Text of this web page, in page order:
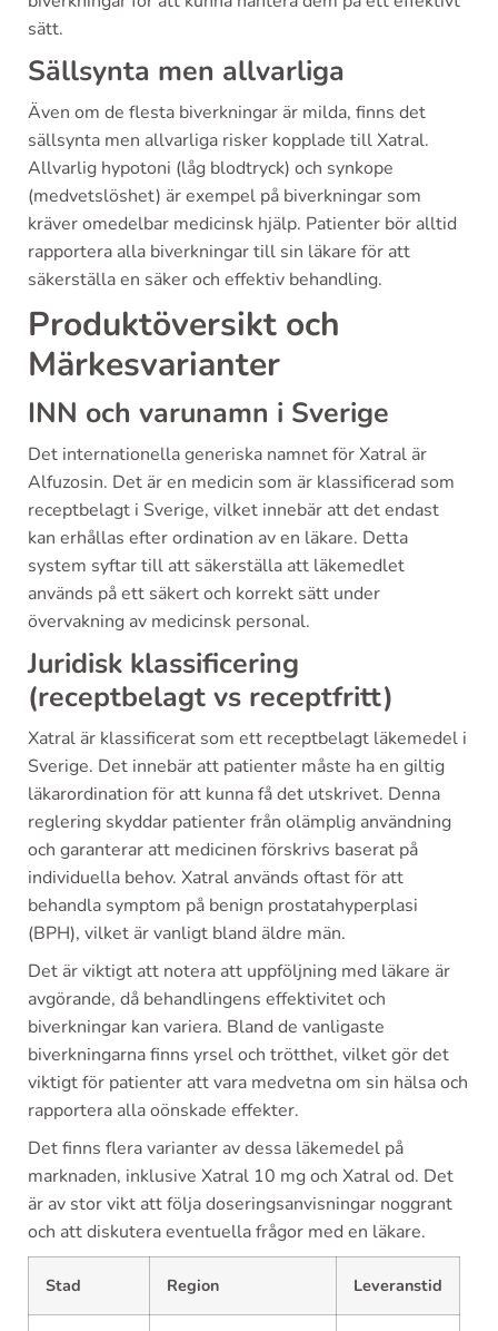
sätt.
Sällsynta men allvarliga
Även om de flesta biverkningar är milda, finns det
sällsynta men allvarliga risker kopplade till Xatral.
Allvarlig hypotoni (låg blodtryck) och synkope
(medvetslöshet) är exempel på biverkningar som
kräver omedelbar medicinsk hjälp. Patienter bör alltid
rapportera alla biverkningar till sin läkare för att
säkerställa en säker och effektiv behandling.
Produktöversikt och
Märkesvarianter
INN och varunamn i Sverige
Det internationella generiska namnet för Xatral är
Alfuzosin. Det är en medicin som är klassificerad som
receptbelagt i Sverige, vilket innebär att det endast
kan erhållas efter ordination av en läkare. Detta
system syftar till att säkerställa att läkemedlet
används på ett säkert och korrekt sätt under
övervakning av medicinsk personal.
Juridisk klassificering
(receptbelagt vs receptfritt)
Xatral är klassificerat som ett receptbelagt läkemedel i
Sverige. Det innebär att patienter måste ha en giltig
läkarordination för att kunna få det utskrivet. Denna
reglering skyddar patienter från olämplig användning
och garanterar att medicinen förskrivs baserat på
individuella behov. Xatral används oftast för att
behandla symptom på benign prostatahyperplasi
(BPH), vilket är vanligt bland äldre män.
Det är viktigt att notera att uppföljning med läkare är
avgörande, då behandlingens effektivitet och
biverkningar kan variera. Bland de vanligaste
biverkningarna finns yrsel och trötthet, vilket gör det
viktigt för patienter att vara medvetna om sin hälsa och
rapportera alla oönskade effekter.
Det finns flera varianter av dessa läkemedel på
marknaden, inklusive Xatral 10 mg och Xatral od. Det
är av stor vikt att följa doseringsanvisningar noggrant
och att diskutera eventuella frågor med en läkare.
Stad Region Leveranstid